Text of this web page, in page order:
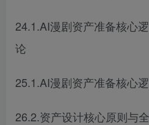
24.1.AI漫剧资产准备核心
论
25.1.AI漫剧资产准备核心
26.2.资产设计核心原则与